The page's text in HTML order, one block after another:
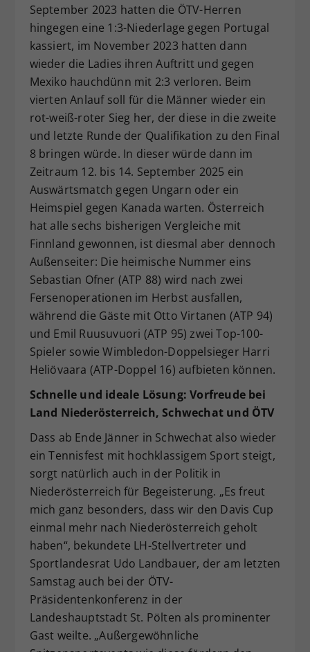
September 2023 hatten die ÖTV-Herren
hingegen eine 1:3-Niederlage gegen Portugal
kassiert, im November 2023 hatten dann
wieder die Ladies ihren Auftritt und gegen
Mexiko hauchdünn mit 2:3 verloren. Beim
vierten Anlauf soll für die Männer wieder ein
rot-weiß-roter Sieg her, der diese in die zweite
und letzte Runde der Qualifikation zu den Final
8 bringen würde. In dieser würde dann im
Zeitraum 12. bis 14. September 2025 ein
Auswärtsmatch gegen Ungarn oder ein
Heimspiel gegen Kanada warten. Österreich
hat alle sechs bisherigen Vergleiche mit
Finnland gewonnen, ist diesmal aber dennoch
Außenseiter: Die heimische Nummer eins
Sebastian Ofner (ATP 88) wird nach zwei
Fersenoperationen im Herbst ausfallen,
während die Gäste mit Otto Virtanen (ATP 94)
und Emil Ruusuvuori (ATP 95) zwei Top-100-
Spieler sowie Wimbledon-Doppelsieger Harri
Heliövaara (ATP-Doppel 16) aufbieten können.
Schnelle und ideale Lösung: Vorfreude bei
Land Niederösterreich, Schwechat und ÖTV
Dass ab Ende Jänner in Schwechat also wieder
ein Tennisfest mit hochklassigem Sport steigt,
sorgt natürlich auch in der Politik in
Niederösterreich für Begeisterung. „Es freut
mich ganz besonders, dass wir den Davis Cup
einmal mehr nach Niederösterreich geholt
haben“, bekundete LH-Stellvertreter und
Sportlandesrat Udo Landbauer, der am letzten
Samstag auch bei der ÖTV-
Präsidentenkonferenz in der
Landeshauptstadt St. Pölten als prominenter
Gast weilte. „Außergewöhnliche